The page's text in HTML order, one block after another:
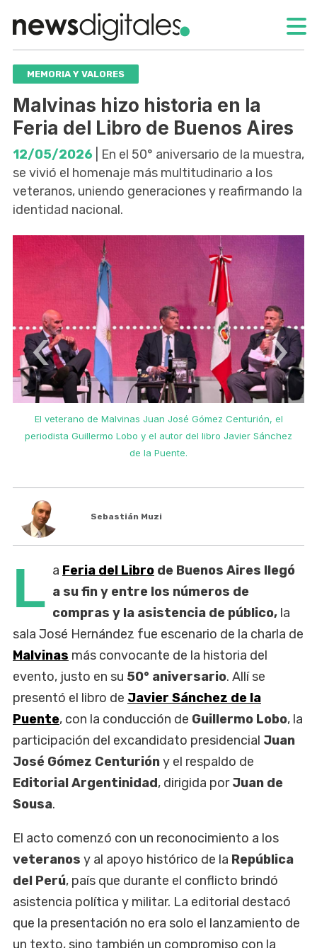
MEMORIA Y VALORES
Malvinas hizo historia en la
Feria del Libro de Buenos Aires
12/05/2026 | En el 50° aniversario de la muestra,
se vivió el homenaje más multitudinario a los
veteranos, uniendo generaciones y reafirmando la
identidad nacional.
El veterano de Malvinas Juan José Gómez Centurión, el
periodista Guillermo Lobo y el autor del libro Javier Sánchez
de la Puente.
‹ ›
Sebastián Muzi
L a Feria del Libro de Buenos Aires llegó
a su fin y entre los números de
compras y la asistencia de público, la
sala José Hernández fue escenario de la charla de
Malvinas más convocante de la historia del
evento, justo en su 50° aniversario. Allí se
presentó el libro de Javier Sánchez de la
Puente, con la conducción de Guillermo Lobo, la
participación del excandidato presidencial Juan
José Gómez Centurióny el respaldo de
Editorial Argentinidad, dirigida porJuan de
Sousa.
El acto comenzó con un reconocimiento a los
veteranos y al apoyo histórico de la República
del Perú, país que durante el conflicto brindó
asistencia política y militar. La editorial destacó
que la presentación no era solo el lanzamiento de
un texto, sino también un compromiso con la